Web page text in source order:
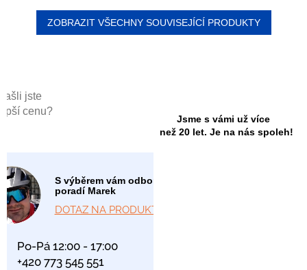
jste
cenu?
S výběrem vám odborně
poradí Marek
DOTAZ NA PRODUKT
Po-Pá 12:00 - 17:00
+420 773 545 551
Jsme s vámi už více
než 20 let. Je na nás spoleh!
ZOBRAZIT VŠECHNY SOUVISEJÍCÍ PRODUKTY